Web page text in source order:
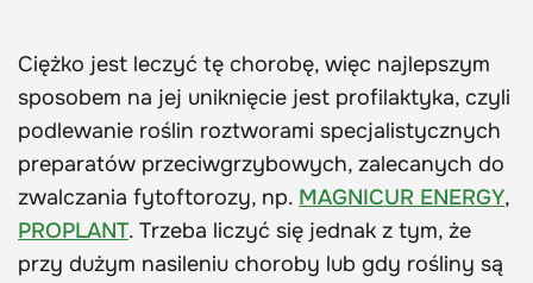
Ciężko jest leczyć tę chorobę, więc najlepszym
sposobem na jej uniknięcie jest profilaktyka, czyli
podlewanie roślin roztworami specjalistycznych
preparatów przeciwgrzybowych, zalecanych do
zwalczania fytoftorozy, np. MAGNICUR ENERGY,
PROPLANT. Trzeba liczyć się jednak z tym, że
przy dużym nasileniu choroby lub gdy rośliny są